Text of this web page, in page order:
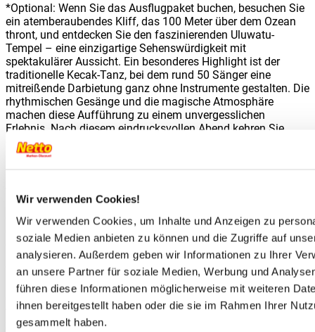
Wir verwenden Cookies!
Wir verwenden Cookies, um Inhalte und Anzeigen zu
soziale Medien anbieten zu können und die Zugriffe auf
analysieren. Außerdem geben wir Informationen zu Ihrer
an unsere Partner für soziale Medien, Werbung und
führen diese Informationen möglicherweise mit weiteren
ihnen bereitgestellt haben oder die sie im Rahmen Ihrer
gesammelt haben.
*Optional: Wenn Sie das Ausflugpaket buchen, besuchen Sie
ein atemberaubendes Kliff, das 100 Meter über dem Ozean
thront, und entdecken Sie den faszinierenden Uluwatu-
Tempel – eine einzigartige Sehenswürdigkeit mit
spektakulärer Aussicht. Ein besonderes Highlight ist der
traditionelle Kecak-Tanz, bei dem rund 50 Sänger eine
mitreißende Darbietung ganz ohne Instrumente gestalten. Die
rhythmischen Gesänge und die magische Atmosphäre
machen diese Aufführung zu einem unvergesslichen
Erlebnis. Nach diesem eindrucksvollen Abend kehren Sie
entspannt in Ihr Hotel zurück.
heutiger Trip mit einem Besuch des Tegenungan-Wasserfalls,
der sich majestätisch inmitten üppiger, tropischer Vegetation
erstreckt. Umgeben von sattem Grün und sanften Felsen lädt
der flache Badebereich darunter zum Erfrischen ein, während
nahegelegene Cafés mit entspannten Ausblicken locken.
Weiter geht es zu den Tegalalang-Reisterrassen, einem
Meisterwerk traditioneller Landwirtschaft. Hier können Sie
entlang der malerischen, terrassenförmig angelegten Felder
wandern und den Bauern bei ihrer täglichen Arbeit
zuschauen.